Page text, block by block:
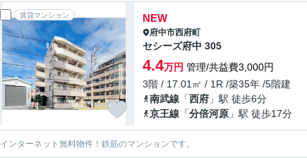
賃貸マンション NEW
府中市西府町
セシーズ府中 305
4.4万円 管理/共益費3,000円
3階 / 17.01㎡ / 1R /築35年 /5階建
南武線 「西府 」駅 徒歩6分
京王線 「分倍河原 」駅 徒歩17分
インターネット無料物件！鉄筋のマンションです。